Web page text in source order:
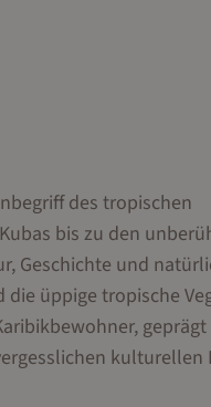
des tropischen
bis zu den
Geschichte und
üppige tropische
kulturellen